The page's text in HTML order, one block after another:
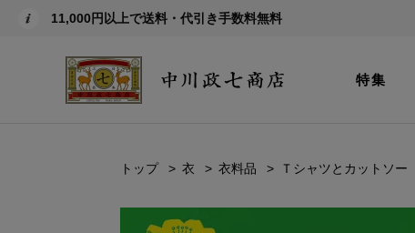
11,000円以上で送料・代引き手数料無料
特集
トップ 衣 衣料品 Ｔシャツとカットソー